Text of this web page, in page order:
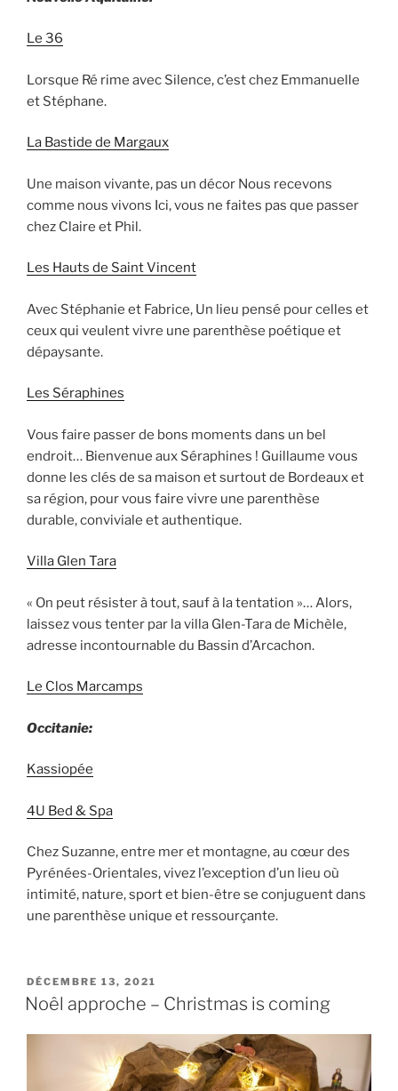
Le 36
Lorsque Ré rime avec Silence, c’est chez Emmanuelle
et Stéphane.
La Bastide de Margaux
Une maison vivante, pas un décor Nous recevons
comme nous vivons Ici, vous ne faites pas que passer
chez Claire et Phil.
Les Hauts de Saint Vincent
Avec Stéphanie et Fabrice, Un lieu pensé pour celles et
ceux qui veulent vivre une parenthèse poétique et
dépaysante.
Les Séraphines
Vous faire passer de bons moments dans un bel
endroit… Bienvenue aux Séraphines ! Guillaume vous
donne les clés de sa maison et surtout de Bordeaux et
sa région, pour vous faire vivre une parenthèse
durable, conviviale et authentique.
Villa Glen Tara
« On peut résister à tout, sauf à la tentation »… Alors,
laissez vous tenter par la villa Glen-Tara de Michèle,
adresse incontournable du Bassin d’Arcachon.
Le Clos Marcamps
Occitanie:
Kassiopée
4U Bed & Spa
Chez Suzanne, entre mer et montagne, au cœur des
Pyrénées-Orientales, vivez l’exception d’un lieu où
intimité, nature, sport et bien-être se conjuguent dans
une parenthèse unique et ressourçante.
PUBLIÉ
LE
DÉCEMBRE 13, 2021
Noêl approche – Christmas is coming